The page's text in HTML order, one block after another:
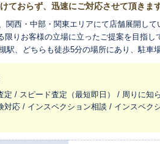
ておらず、迅速にご対応させて頂きます
・中部・関東エリアにて店舗展開している東証スタン
りお客様の立場に立ったご提案を目指して
駅、どちらも徒歩5分の場所にあり、駐車
しくださいませ。
定 / スピード査定（最短即日） / 周りに
対応 / インスペクション相談 / インスペク